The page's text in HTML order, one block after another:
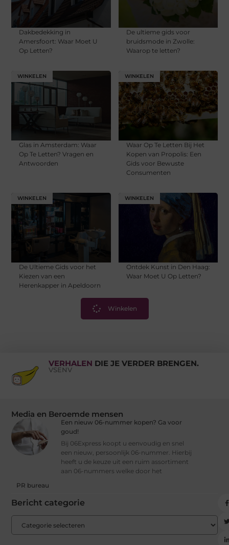
Dakbedekking in
Amersfoort: Waar Moet U
Op Letten?
De ultieme gids voor
bruidsmode in Zwolle:
Waarop te letten?
WINKELEN
Glas in Amsterdam: Waar
Op Te Letten? Vragen en
Antwoorden
WINKELEN
Waar Op Te Letten Bij Het
Kopen van Propolis: Een
Gids voor Bewuste
Consumenten
WINKELEN
De Ultieme Gids voor het
Kiezen van een
Herenkapper in Apeldoorn
WINKELEN
Ontdek Kunst in Den Haag:
Waar Moet U Op Letten?
Winkelen
VERHALEN DIE JE VERDER BRENGEN.
VSENV
Media en Beroemde mensen
Een nieuw 06-nummer kopen? Ga voor
goud!
Bij 06Express koopt u eenvoudig en snel
een nieuw, persoonlijk 06-nummer. Hierbij
heeft u de keuze uit een ruim assortiment
aan 06-nummers welke door het
PR bureau
Bericht categorie